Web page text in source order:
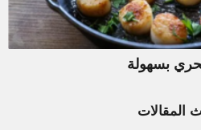
بسهولة
المقالات